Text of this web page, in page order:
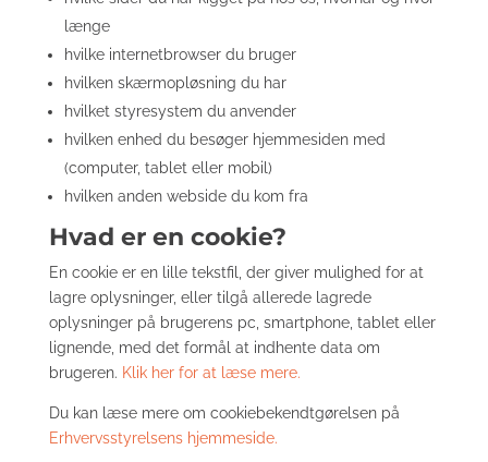
længe
hvilke internetbrowser du bruger
hvilken skærmopløsning du har
hvilket styresystem du anvender
hvilken enhed du besøger hjemmesiden med
(computer, tablet eller mobil)
hvilken anden webside du kom fra
Hvad er en cookie?
En cookie er en lille tekstfil, der giver mulighed for at
lagre oplysninger, eller tilgå allerede lagrede
oplysninger på brugerens pc, smartphone, tablet eller
lignende, med det formål at indhente data om
brugeren. Klik her for at læse mere.
Du kan læse mere om cookiebekendtgørelsen på
Erhvervsstyrelsens hjemmeside.